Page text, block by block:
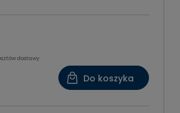
dostawy
Do koszyka